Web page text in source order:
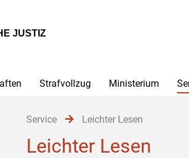
JUSTIZ
Strafvollzug Ministerium
Service Leichter Lesen
Leichter Lesen